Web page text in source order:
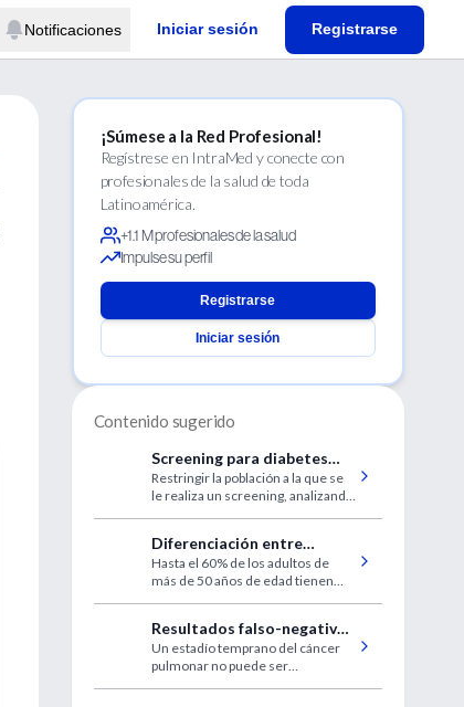
Notificaciones Iniciar sesión Registrarse
¡Súmese a la Red Profesional!
Regístrese en IntraMed y conecte con
profesionales de la salud de toda
Latinoamérica.
+1.1 M profesionales de la salud
Impulse su perfil
Registrarse
Iniciar sesión
Contenido sugerido
Screening para diabetes
mellitus tipo 2
Restringir la población a la que se
le realiza un screening, analizando
predisponente, disminuye los
costos del estudio.
Diferenciación entre
nódulos tiroideos benignos
y malignos
Hasta el 60% de los adultos de
más de 50 años de edad tienen
cirugía.
Resultados falso-negativos
con tomografía por emisión
de positrones
Un estadío temprano del cáncer
pulmonar no puede ser